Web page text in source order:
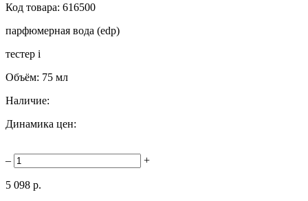
Код товара: 616500
парфюмерная вода (edp)
тестер i
Объём: 75 мл
Наличие:
Динамика цен:
– +
5 098 р.